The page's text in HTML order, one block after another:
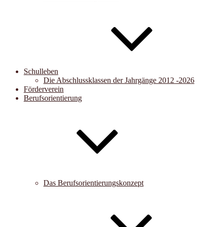
Schulleben
Die Abschlussklassen der Jahrgänge 2012 -2026
Förderverein
Berufsorientierung
Das Berufsorientierungskonzept